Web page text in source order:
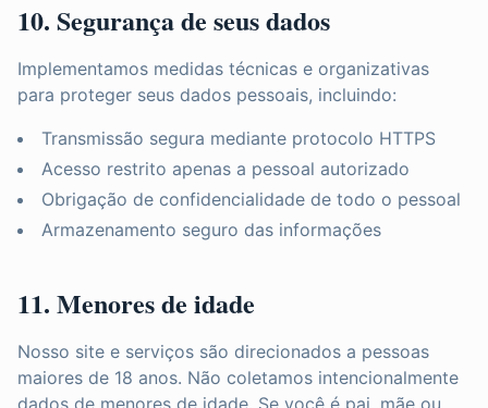
10. Segurança de seus dados
Implementamos medidas técnicas e organizativas
para proteger seus dados pessoais, incluindo:
Transmissão segura mediante protocolo HTTPS
Acesso restrito apenas a pessoal autorizado
Obrigação de confidencialidade de todo o pessoal
Armazenamento seguro das informações
11. Menores de idade
Nosso site e serviços são direcionados a pessoas
maiores de 18 anos. Não coletamos intencionalmente
dados de menores de idade. Se você é pai, mãe ou